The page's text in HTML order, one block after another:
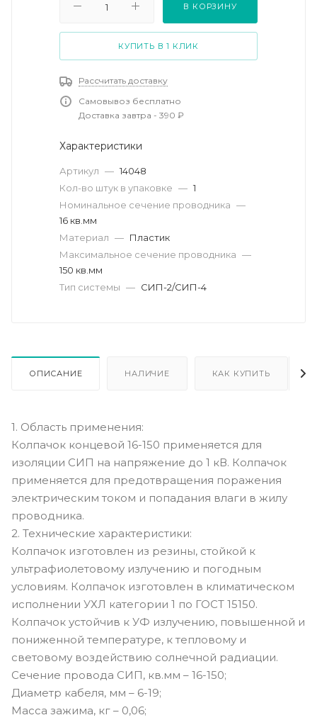
В КОРЗИНУ
КУПИТЬ В 1 КЛИК
Рассчитать доставку
Самовывоз бесплатно
Доставка завтра - 390 ₽
Характеристики
Артикул — 14048
Кол-во штук в упаковке — 1
Номинальное сечение проводника —
16 кв.мм
Материал — Пластик
Максимальное сечение проводника —
150 кв.мм
Тип системы — СИП-2/СИП-4
ОПИСАНИЕ НАЛИЧИЕ КАК КУПИТЬ
1. Область применения:
Колпачок концевой 16-150 применяется для
изоляции СИП на напряжение до 1 кВ. Колпачок
применяется для предотвращения поражения
электрическим током и попадания влаги в жилу
проводника.
2. Технические характеристики:
Колпачок изготовлен из резины, стойкой к
ультрафиолетовому излучению и погодным
условиям. Колпачок изготовлен в климатическом
исполнении УХЛ категории 1 по ГОСТ 15150.
Колпачок устойчив к УФ излучению, повышенной и
пониженной температуре, к тепловому и
световому воздействию солнечной радиации.
Сечение провода СИП, кв.мм – 16-150;
Диаметр кабеля, мм – 6-19;
Масса зажима, кг – 0,06;